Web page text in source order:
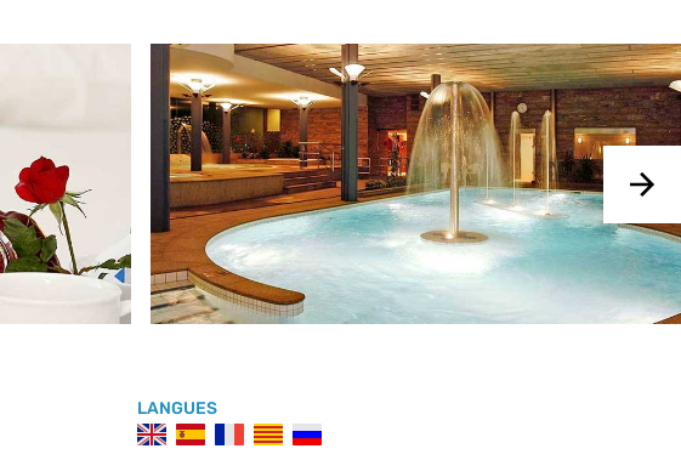
LANGUES